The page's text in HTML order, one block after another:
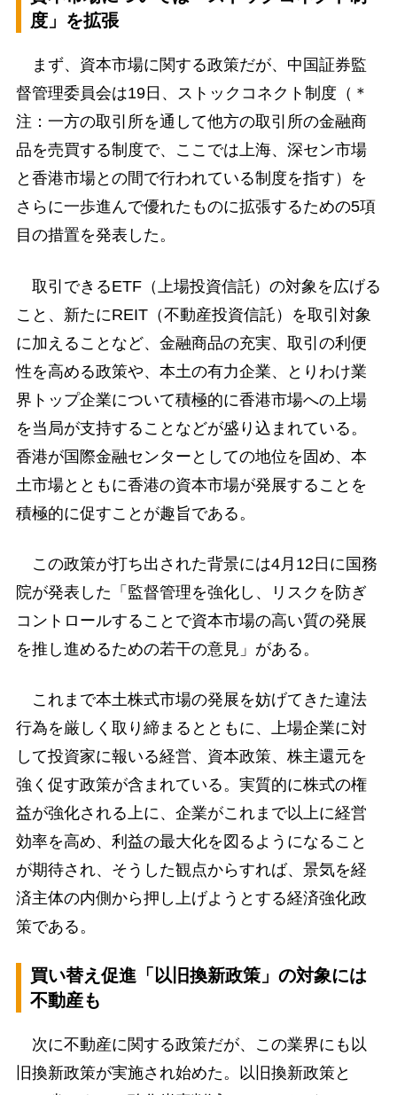
度」を拡張
まず、資本市場に関する政策だが、中国証券監
督管理委員会は19日、ストックコネクト制度（＊
注：一方の取引所を通して他方の取引所の金融商
品を売買する制度で、ここでは上海、深セン市場
と香港市場との間で行われている制度を指す）を
さらに一歩進んで優れたものに拡張するための5項
目の措置を発表した。
取引できるETF（上場投資信託）の対象を広げる
こと、新たにREIT（不動産投資信託）を取引対象
に加えることなど、金融商品の充実、取引の利便
性を高める政策や、本土の有力企業、とりわけ業
界トップ企業について積極的に香港市場への上場
を当局が支持することなどが盛り込まれている。
香港が国際金融センターとしての地位を固め、本
土市場とともに香港の資本市場が発展することを
積極的に促すことが趣旨である。
この政策が打ち出された背景には4月12日に国務
院が発表した「監督管理を強化し、リスクを防ぎ
コントロールすることで資本市場の高い質の発展
を推し進めるための若干の意見」がある。
これまで本土株式市場の発展を妨げてきた違法
行為を厳しく取り締まるとともに、上場企業に対
して投資家に報いる経営、資本政策、株主還元を
強く促す政策が含まれている。実質的に株式の権
益が強化される上に、企業がこれまで以上に経営
効率を高め、利益の最大化を図るようになること
が期待され、そうした観点からすれば、景気を経
済主体の内側から押し上げようとする経済強化政
策である。
買い替え促進「以旧換新政策」の対象には
不動産も
次に不動産に関する政策だが、この業界にも以
旧換新政策が実施され始めた。以旧換新政策と